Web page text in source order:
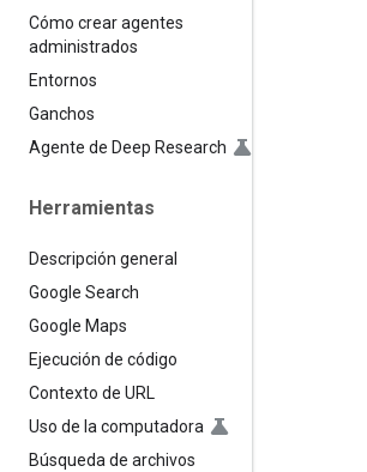
Cómo crear agentes
administrados
Entornos
Ganchos
Agente de Deep Research
Herramientas
Descripción general
Google Search
Google Maps
Ejecución de código
Contexto de URL
Uso de la computadora
Búsqueda de archivos